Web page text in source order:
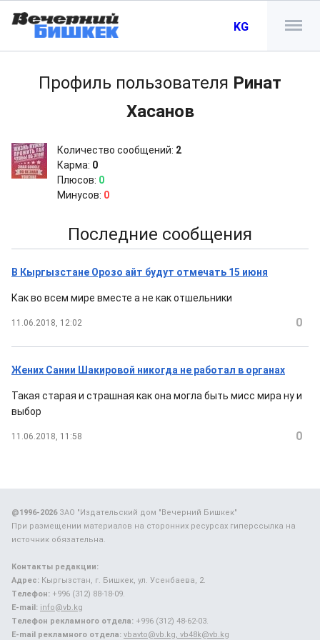
KG
Профиль пользователя Ринат
Хасанов
Количество сообщений: 2
Карма: 0
Плюсов: 0
Минусов: 0
Последние сообщения
В Кыргызстане Орозо айт будут отмечать 15 июня
Как во всем мире вместе а не как отшельники
11.06.2018, 12:02 0
Жених Сании Шакировой никогда не работал в органах
Такая старая и страшная как она могла быть мисс мира ну и
выбор
11.06.2018, 11:58 0
@1996-2026ЗАО "Издательский дом "Вечерний Бишкек"
При размещении материалов на сторонних ресурсах гиперссылка на
источник обязательна.
Контакты редакции:
Адрес: Кыргызстан, г. Бишкек, ул. Усенбаева, 2.
Телефон: +996 (312) 88-18-09.
E-mail: info@vb.kg
Телефон рекламного отдела: +996 (312) 48-62-03.
E-mail рекламного отдела: vbavto@vb.kg, vb48k@vb.kg